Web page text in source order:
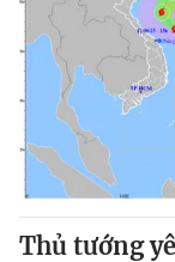
Thủ tướng